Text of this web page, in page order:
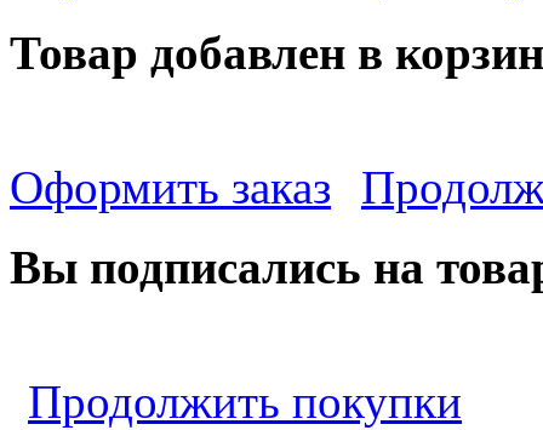
Товар добавлен в
Оформить заказ
Вы подписались на
Продолжить покупки